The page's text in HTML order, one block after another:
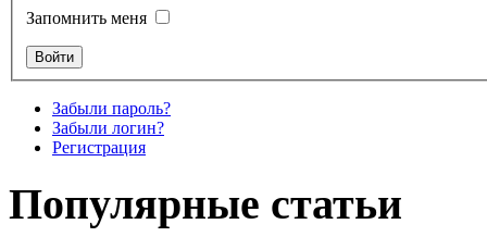
Запомнить меня
Забыли пароль?
Забыли логин?
Регистрация
Популярные статьи